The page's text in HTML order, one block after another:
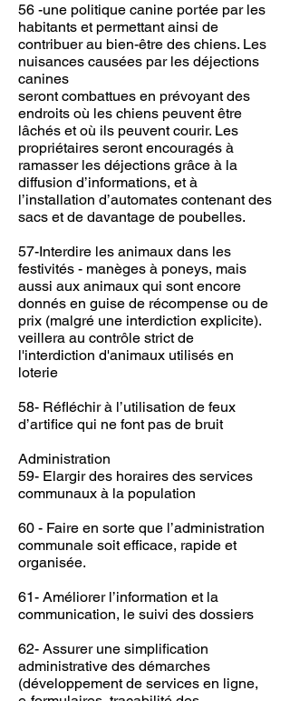
56 -une politique canine portée par les
habitants et permettant ainsi de
contribuer au bien-être des chiens. Les
nuisances causées par les déjections
canines
seront combattues en prévoyant des
endroits où les chiens peuvent être
lâchés et où ils peuvent courir. Les
propriétaires seront encouragés à
ramasser les déjections grâce à la
diffusion d’informations, et à
l’installation d’automates contenant des
sacs et de davantage de poubelles.
57-Interdire les animaux dans les
festivités - manèges à poneys, mais
aussi aux animaux qui sont encore
donnés en guise de récompense ou de
prix (malgré une interdiction explicite).
veillera au contrôle strict de
l'interdiction d'animaux utilisés en
loterie
58- Réfléchir à l’utilisation de feux
d’artifice qui ne font pas de bruit
Administration
59- Elargir des horaires des services
communaux à la population
60 - Faire en sorte que l’administration
communale soit efficace, rapide et
organisée.
61- Améliorer l’information et la
communication, le suivi des dossiers
62- Assurer une simplification
administrative des démarches
(développement de services en ligne,